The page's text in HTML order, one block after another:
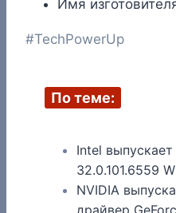
Имя
Метки
#TechPowerUp
По теме:
Intel
32.0.101.6559
NVIDIA